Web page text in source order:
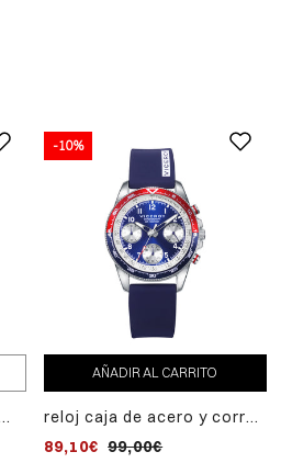
-10%
AÑADIR AL CARRITO
reloj caja de acero y correa
movimiento cuarzo pulsera
89,10€ 99,00€